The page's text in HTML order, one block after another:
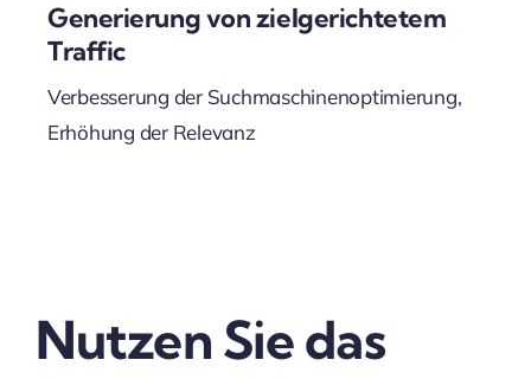
Generierung von zielgerichtetem
Traffic
Verbesserung der Suchmaschinenoptimierung,
Erhöhung der Relevanz
Nutzen Sie das